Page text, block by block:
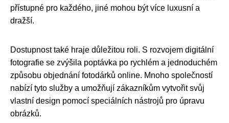
přístupné pro každého, jiné mohou být více luxusní a
dražší.
Dostupnost také hraje důležitou roli. S rozvojem digitální
fotografie se zvýšila poptávka po rychlém a jednoduchém
způsobu objednání fotodárků online. Mnoho společností
nabízí tyto služby a umožňují zákazníkům vytvořit svůj
vlastní design pomocí speciálních nástrojů pro úpravu
obrázků.